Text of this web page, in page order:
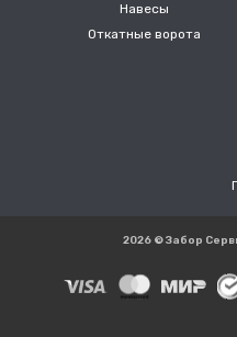
Навесы
Откатные ворота
2026 © Забор